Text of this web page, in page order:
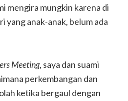
mengira mungkin karena di
yang anak-anak, belum ada
Meeting, saya dan suami
perkembangan dan
ketika bergaul dengan